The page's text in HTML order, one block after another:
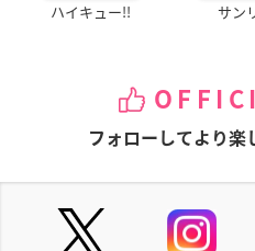
ハイキュー!! サン
フォローしてより楽